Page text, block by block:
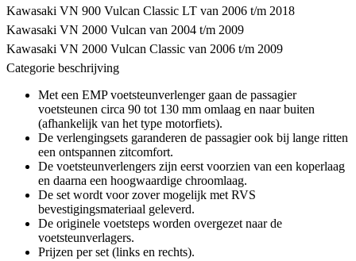
Kawasaki VN 900 Vulcan Classic LT van 2006 t/m 2018
Kawasaki VN 2000 Vulcan van 2004 t/m 2009
Kawasaki VN 2000 Vulcan Classic van 2006 t/m 2009
Categorie beschrijving
Met een EMP voetsteunverlenger gaan de passagier
voetsteunen circa 90 tot 130 mm omlaag en naar buiten
(afhankelijk van het type motorfiets).
De verlengingsets garanderen de passagier ook bij lange ritten
een ontspannen zitcomfort.
De voetsteunverlengers zijn eerst voorzien van een koperlaag
en daarna een hoogwaardige chroomlaag.
De set wordt voor zover mogelijk met RVS
bevestigingsmateriaal geleverd.
De originele voetsteps worden overgezet naar de
voetsteunverlagers.
Prijzen per set (links en rechts).